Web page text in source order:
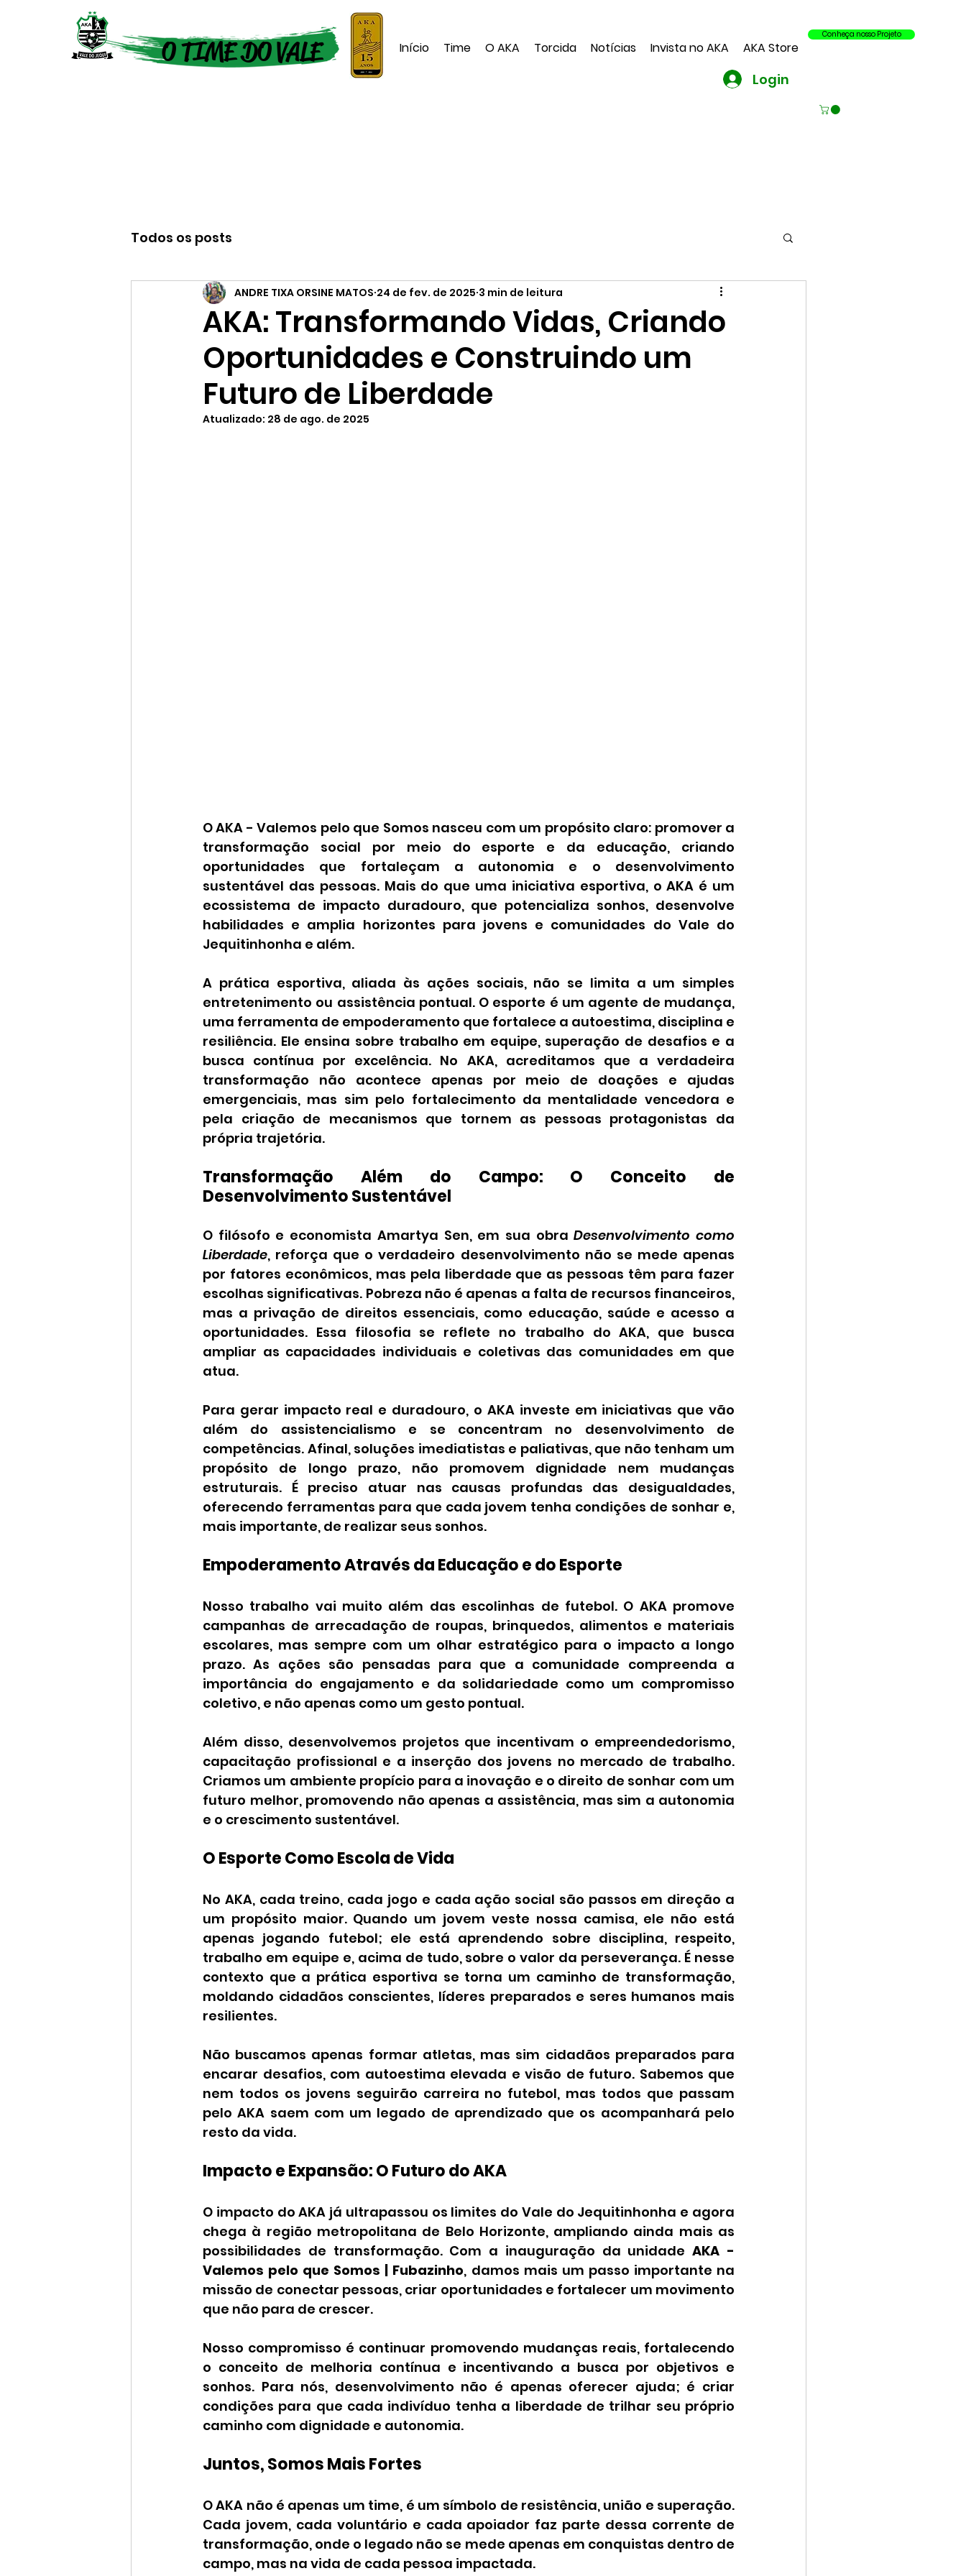
Início Time O AKA Torcida Notícias Invista no AKA AKA Store
O TIME DO VALE
Conheça nosso Projeto
Login
Todos os posts
AKA: Transformando Vidas, Criando
Oportunidades e Construindo um
Futuro de Liberdade
ANDRE TIXA ORSINE MATOS 24 de fev. de 2025 3 min de leitura
Atualizado: 28 de ago. de 2025
O AKA - Valemos pelo que Somos nasceu com um propósito claro: promover a
transformação social por meio do esporte e da educação, criando
oportunidades que fortaleçam a autonomia e o desenvolvimento
sustentável das pessoas. Mais do que uma iniciativa esportiva, o AKA é um
ecossistema de impacto duradouro, que potencializa sonhos, desenvolve
habilidades e amplia horizontes para jovens e comunidades do Vale do
Jequitinhonha e além.
A prática esportiva, aliada às ações sociais, não se limita a um simples
entretenimento ou assistência pontual. O esporte é um agente de mudança,
uma ferramenta de empoderamento que fortalece a autoestima, disciplina e
resiliência. Ele ensina sobre trabalho em equipe, superação de desafios e a
busca contínua por excelência. No AKA, acreditamos que a verdadeira
transformação não acontece apenas por meio de doações e ajudas
emergenciais, mas sim pelo fortalecimento da mentalidade vencedora e
pela criação de mecanismos que tornem as pessoas protagonistas da
própria trajetória.
Transformação Além do Campo: O Conceito de
Desenvolvimento Sustentável
O filósofo e economista Amartya Sen, em sua obra Desenvolvimento como
Liberdade, reforça que o verdadeiro desenvolvimento não se mede apenas
por fatores econômicos, mas pela liberdade que as pessoas têm para fazer
escolhas significativas. Pobreza não é apenas a falta de recursos financeiros,
mas a privação de direitos essenciais, como educação, saúde e acesso a
oportunidades. Essa filosofia se reflete no trabalho do AKA, que busca
ampliar as capacidades individuais e coletivas das comunidades em que
atua.
Para gerar impacto real e duradouro, o AKA investe em iniciativas que vão
além do assistencialismo e se concentram no desenvolvimento de
competências. Afinal, soluções imediatistas e paliativas, que não tenham um
propósito de longo prazo, não promovem dignidade nem mudanças
estruturais. É preciso atuar nas causas profundas das desigualdades,
oferecendo ferramentas para que cada jovem tenha condições de sonhar e,
mais importante, de realizar seus sonhos.
Empoderamento Através da Educação e do Esporte
Nosso trabalho vai muito além das escolinhas de futebol. O AKA promove
campanhas de arrecadação de roupas, brinquedos, alimentos e materiais
escolares, mas sempre com um olhar estratégico para o impacto a longo
prazo. As ações são pensadas para que a comunidade compreenda a
importância do engajamento e da solidariedade como um compromisso
coletivo, e não apenas como um gesto pontual.
Além disso, desenvolvemos projetos que incentivam o empreendedorismo,
capacitação profissional e a inserção dos jovens no mercado de trabalho.
Criamos um ambiente propício para a inovação e o direito de sonhar com um
futuro melhor, promovendo não apenas a assistência, mas sim a autonomia
e o crescimento sustentável.
O Esporte Como Escola de Vida
No AKA, cada treino, cada jogo e cada ação social são passos em direção a
um propósito maior. Quando um jovem veste nossa camisa, ele não está
apenas jogando futebol; ele está aprendendo sobre disciplina, respeito,
trabalho em equipe e, acima de tudo, sobre o valor da perseverança. É nesse
contexto que a prática esportiva se torna um caminho de transformação,
moldando cidadãos conscientes, líderes preparados e seres humanos mais
resilientes.
Não buscamos apenas formar atletas, mas sim cidadãos preparados para
encarar desafios, com autoestima elevada e visão de futuro. Sabemos que
nem todos os jovens seguirão carreira no futebol, mas todos que passam
pelo AKA saem com um legado de aprendizado que os acompanhará pelo
resto da vida.
Impacto e Expansão: O Futuro do AKA
O impacto do AKA já ultrapassou os limites do Vale do Jequitinhonha e agora
chega à região metropolitana de Belo Horizonte, ampliando ainda mais as
possibilidades de transformação. Com a inauguração da unidade AKA -
Valemos pelo que Somos | Fubazinho, damos mais um passo importante na
missão de conectar pessoas, criar oportunidades e fortalecer um movimento
que não para de crescer.
Nosso compromisso é continuar promovendo mudanças reais, fortalecendo
o conceito de melhoria contínua e incentivando a busca por objetivos e
sonhos. Para nós, desenvolvimento não é apenas oferecer ajuda; é criar
condições para que cada indivíduo tenha a liberdade de trilhar seu próprio
caminho com dignidade e autonomia.
Juntos, Somos Mais Fortes
O AKA não é apenas um time, é um símbolo de resistência, união e superação.
Cada jovem, cada voluntário e cada apoiador faz parte dessa corrente de
transformação, onde o legado não se mede apenas em conquistas dentro de
campo, mas na vida de cada pessoa impactada.